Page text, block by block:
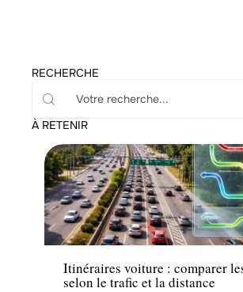
RECHERCHE
À RETENIR
Actu
Itinéraires voiture : comparer
selon le trafic et la distance